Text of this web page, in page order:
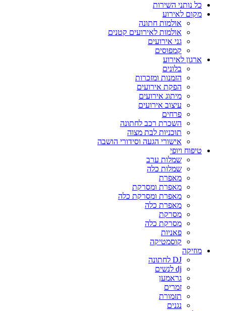
כל נותני השירות
מקום לאירוע
אולמות חתונה
אולמות לאירועים קטנים
גני אירועים
קמפוסים
ארגון לאירוע
בלונים
הזמנות ומזכרות
הפקת אירועים
מיתוג אירועים
עיצוב אירועים
פרחים
השכרת רכב לחתונה
תוכניות לבת מצוה
אישורי הגעה וסידורי הושבה
טיפוח ויופי
שמלות ערב
שמלות כלה
מאפרת
מאפרת ומסרקת
מאפרת ומסרקת כלה
מאפרת כלה
מסרקת
מסרקת כלה
פאניות
קוסמטיקה
מוזיקה
DJ לחתונה
dj לנשים
גראמען
זמרים
תזמורת
נגנים